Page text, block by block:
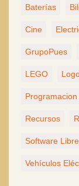
Baterías
Cine
GrupoPues
LEGO
Programacion
Recursos
Software Libre
Vehículos